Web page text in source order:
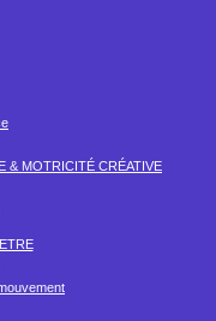
& MOTRICITÉ CRÉATIVE